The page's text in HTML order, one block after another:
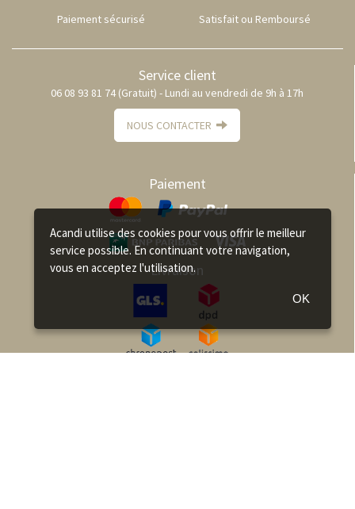
Paiement sécurisé
Satisfait ou Remboursé
Service client
06 08 93 81 74 (Gratuit) - Lundi au vendredi de 9h à 17h
NOUS CONTACTER
Paiement
Livraison
Acandi utilise des cookies pour vous offrir le meilleur
service possible. En continuant votre navigation,
vous en acceptez l'utilisation.
OK